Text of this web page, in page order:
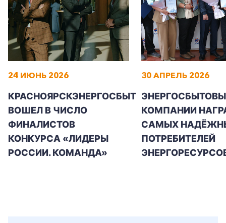
24 ИЮНЬ 2026
КРАСНОЯРСКЭНЕРГОСБЫТ
ВОШЕЛ В ЧИСЛО
ФИНАЛИСТОВ
КОНКУРСА «ЛИДЕРЫ
РОССИИ. КОМАНДА»
30 АПРЕЛЬ 2026
КОМПАНИИ
САМЫХ
ПОТРЕБИТЕЛЕЙ